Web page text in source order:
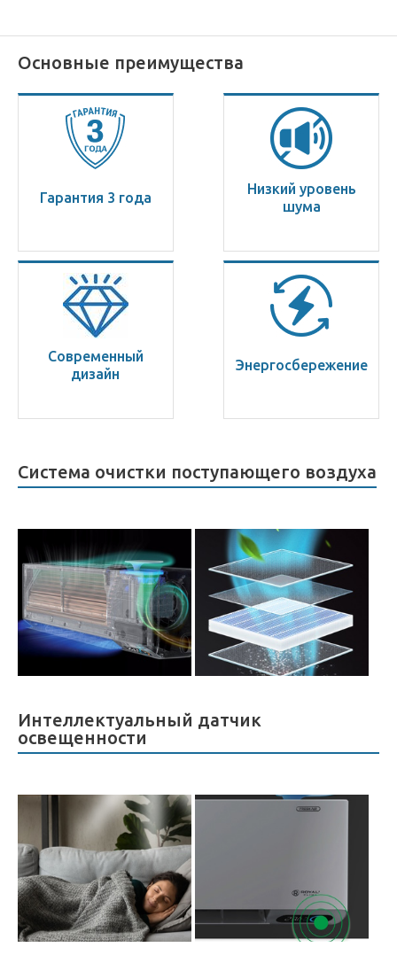
Основные преимущества
Гарантия 3 года
Низкий уровень
шума
Современный
дизайн
Энерго­сбережение
Система очистки поступающего воздуха
Интеллектуальный датчик
освещенности